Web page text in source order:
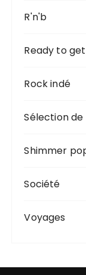
R'n'b
Ready to
Rock indé
Sélection de
Shimmer
Société
Voyages